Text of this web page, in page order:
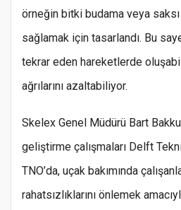
örneğin bitki budama veya
sağlamak için tasarlandı. Bu
tekrar eden hareketlerde
ağrılarını azaltabiliyor.
Skelex Genel Müdürü Bart
geliştirme çalışmaları Delft
TNO’da, uçak bakımında
rahatsızlıklarını önlemek